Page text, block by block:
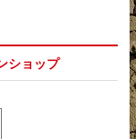
ショップ